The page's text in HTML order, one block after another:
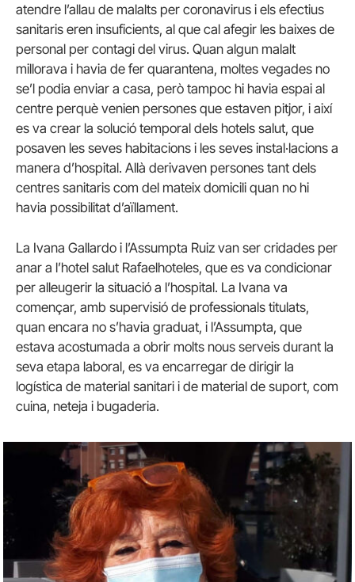
atendre l’allau de malalts per coronavirus i els efectius
sanitaris eren insuficients, al que cal afegir les baixes de
personal per contagi del virus. Quan algun malalt
millorava i havia de fer quarantena, moltes vegades no
se’l podia enviar a casa, però tampoc hi havia espai al
centre perquè venien persones que estaven pitjor, i així
es va crear la solució temporal dels hotels salut, que
posaven les seves habitacions i les seves instal·lacions a
manera d’hospital. Allà derivaven persones tant dels
centres sanitaris com del mateix domicili quan no hi
havia possibilitat d’aïllament.
La Ivana Gallardo i l’Assumpta Ruiz van ser cridades per
anar a l’hotel salut Rafaelhoteles, que es va condicionar
per alleugerir la situació a l’hospital. La Ivana va
començar, amb supervisió de professionals titulats,
quan encara no s’havia graduat, i l’Assumpta, que
estava acostumada a obrir molts nous serveis durant la
seva etapa laboral, es va encarregar de dirigir la
logística de material sanitari i de material de suport, com
cuina, neteja i bugaderia.